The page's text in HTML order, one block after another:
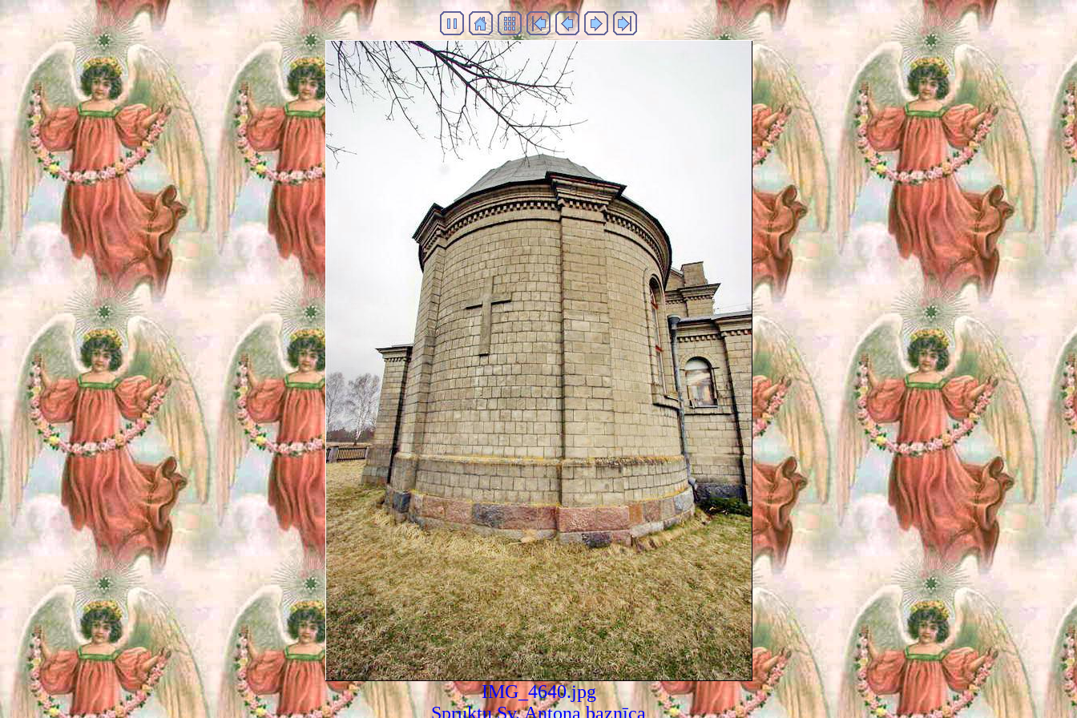
IMG_4640.jpg
Spruktu Sv. Antona baznīca